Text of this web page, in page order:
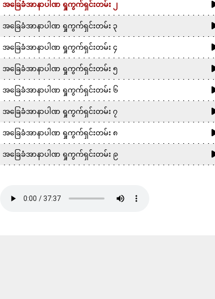
အခြေခံအာနာပါဏ ရှုကွက်ရှင်းတမ်း ၂
အခြေခံအာနာပါဏ ရှုကွက်ရှင်းတမ်း ၃
အခြေခံအာနာပါဏ ရှုကွက်ရှင်းတမ်း ၄
အခြေခံအာနာပါဏ ရှုကွက်ရှင်းတမ်း ၅
အခြေခံအာနာပါဏ ရှုကွက်ရှင်းတမ်း ၆
အခြေခံအာနာပါဏ ရှုကွက်ရှင်းတမ်း ၇
အခြေခံအာနာပါဏ ရှုကွက်ရှင်းတမ်း ၈
အခြေခံအာနာပါဏ ရှုကွက်ရှင်းတမ်း ၉